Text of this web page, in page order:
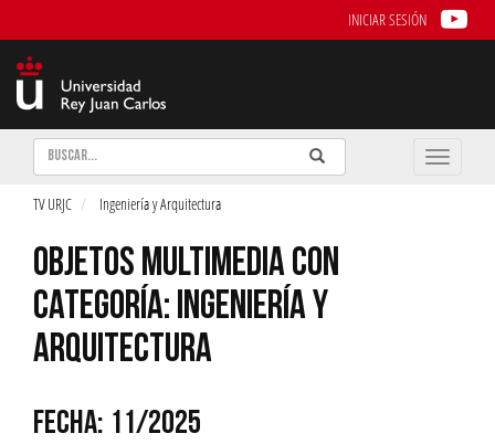
INICIAR SESIÓN
Buscar Enviar
Buscar
Toggle
TV URJC Ingeniería y Arquitectura
OBJETOS MULTIMEDIA CON
CATEGORÍA: INGENIERÍA Y
ARQUITECTURA
FECHA: 11/2025